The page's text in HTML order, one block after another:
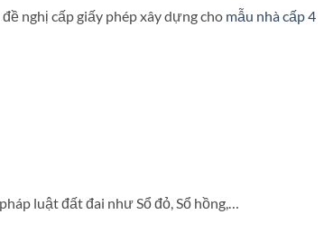
nghị cấp giấy phép xây dựng cho mẫu nhà cấp 4
luật đất đai như Sổ đỏ, Sổ hồng,…